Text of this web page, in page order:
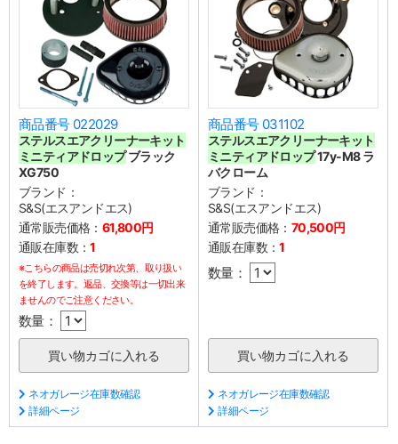
商品番号 022029
ステルスエアクリーナーキット
ミニティアドロップブラック
XG750
ブランド：
S&S(エスアンドエス)
通常販売価格： 61,800円
通販在庫数：1
※こちらの商品は売切れ次第、取り扱い
を終了します。返品、交換等は一切出来
ませんのでご注意ください。
数量：
ネオガレージ在庫数確認
詳細ページ
商品番号 031102
ステルスエアクリーナーキット
ミニティアドロップ17y-M8 ラ
バクローム
ブランド：
S&S(エスアンドエス)
通常販売価格： 70,500円
通販在庫数：1
数量：
ネオガレージ在庫数確認
詳細ページ